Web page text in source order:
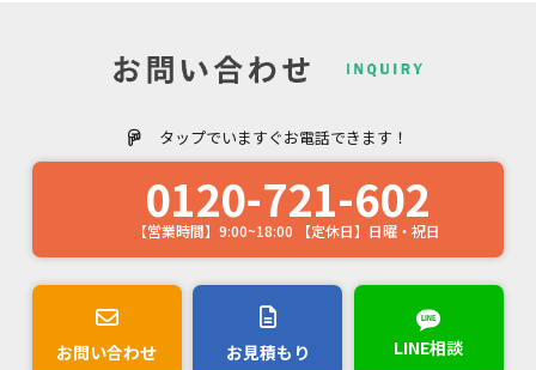
タップでいますぐお電話できます！
0120-721-602
【営業時間】9:00~18:00 【定休日】日曜・祝日
お問い合わせ お見積もり LINE相談